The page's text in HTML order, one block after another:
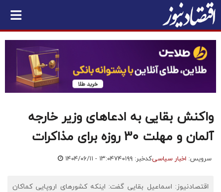
واکنش بقایی به ادعاهای وزیر خارجه
آلمان و مهلت 30 روزه برای مذاکرات
سرویس: اخبار سیاسیکدخبر: ۷۴۰۱۹۹ ۱۴۰۴/۰۶/۱۱ - ۱۳:۰۴
اقتصادنیوز: اسماعیل بقایی گفت: اینکه کشورهای اروپایی کماکان